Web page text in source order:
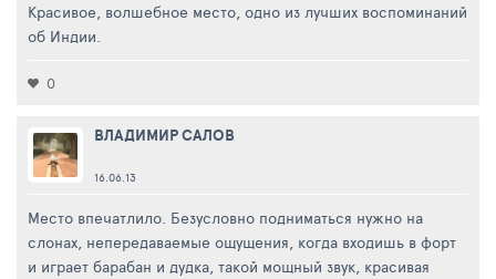
Красивое, волшебное место, одно из лучших воспоминаний
об Индии.
0
ВЛАДИМИР САЛОВ
16.06.13
Место впечатлило. Безусловно подниматься нужно на
слонах, непередаваемые ощущения, когда входишь в форт
и играет барабан и дудка, такой мощный звук, красивая